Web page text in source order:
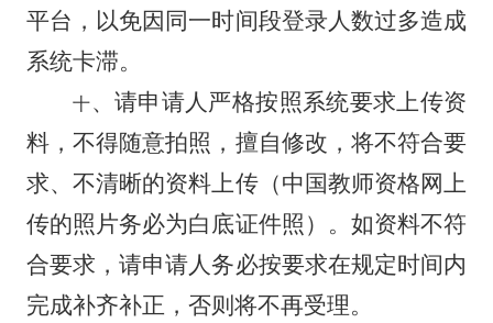
平台，以免因同一时间段登录人数过多造成
系统卡滞。
十、请申请人严格按照系统要求上传资
料，不得随意拍照，擅自修改，将不符合要
求、不清晰的资料上传（中国教师资格网上
传的照片务必为白底证件照）。如资料不符
合要求，请申请人务必按要求在规定时间内
完成补齐补正，否则将不再受理。